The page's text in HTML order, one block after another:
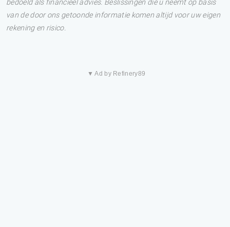
bedoeld als financieel advies. Beslissingen die u neemt op basis
van de door ons getoonde informatie komen altijd voor uw eigen
rekening en risico.
▼ Ad by Refinery89